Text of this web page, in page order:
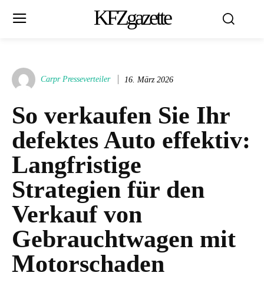
KFZgazette
Carpr Presseverteiler 16. März 2026
So verkaufen Sie Ihr
defektes Auto effektiv:
Langfristige
Strategien für den
Verkauf von
Gebrauchtwagen mit
Motorschaden